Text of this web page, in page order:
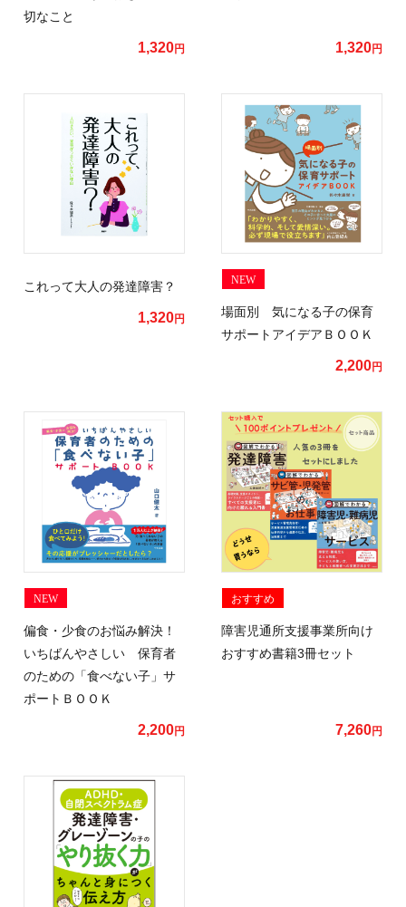
切なこと
1,320円 1,320円
これって大人の発達障害？
1,320円
NEW
場面別 気になる子の保育
サポートアイデアＢＯＯＫ
2,200円
NEW
偏食・少食のお悩み解決！
いちばんやさしい 保育者
のための「食べない子」サ
ポートＢＯＯＫ
2,200円
おすすめ
障害児通所支援事業所向け
おすすめ書籍3冊セット
7,260円